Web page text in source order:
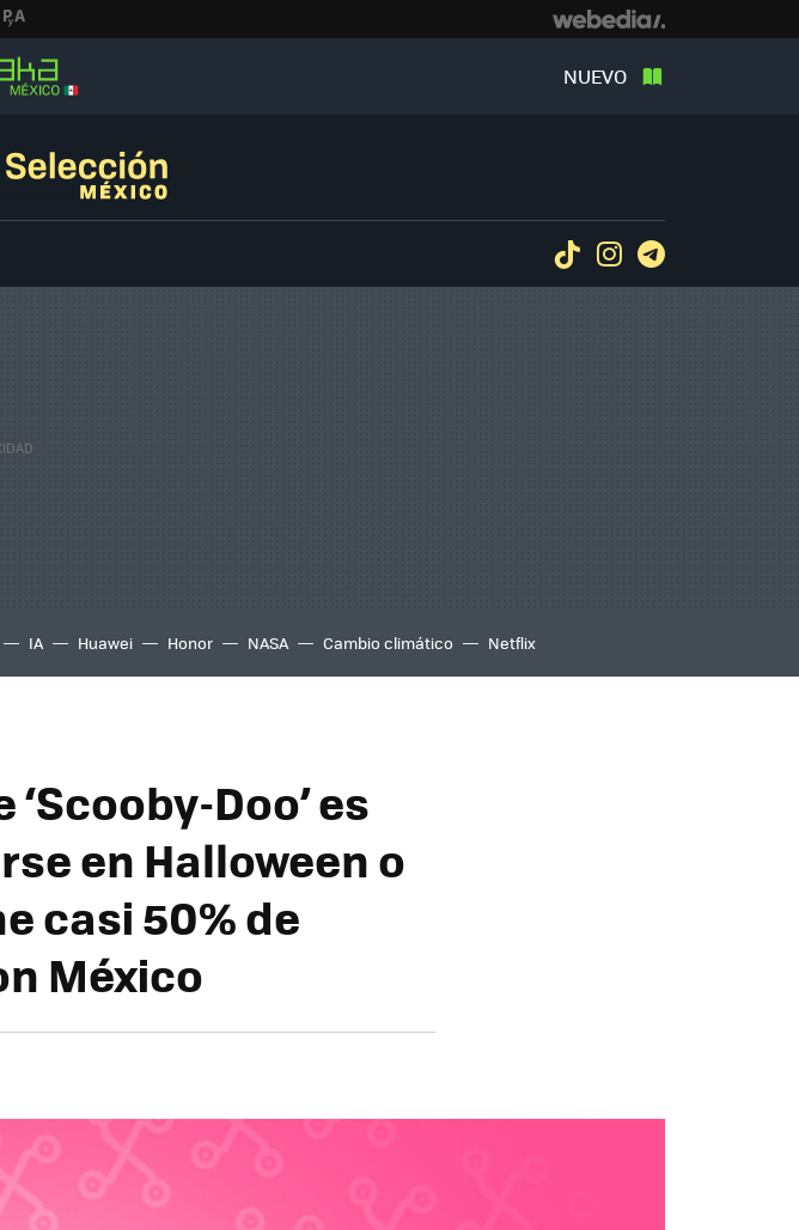
NUEVO
TiktokInstagram
IA Huawei Honor NASA Cambio climático Netflix
Doo’ es
en Halloween o
casi 50% de
México